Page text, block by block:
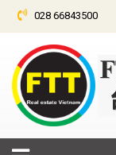
028 66843500